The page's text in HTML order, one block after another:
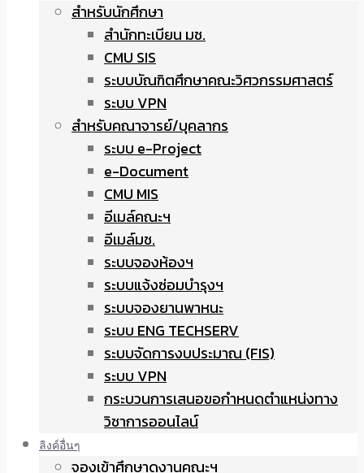
สำหรับนักศึกษา
สำนักทะเบียน มช.
CMU SIS
ระบบบัณฑิตศึกษาคณะวิศวกรรมศาสตร์
ระบบ VPN
สำหรับคณาจารย์/บุคลากร
ระบบ e-Project
e-Document
CMU MIS
อีเมล์คณะฯ
อีเมล์มช.
ระบบจองห้องฯ
ระบบแจ้งซ่อมบำรุงฯ
ระบบจองยานพาหนะ
ระบบ ENG TECHSERV
ระบบจัดการงบประมาณ (FIS)
ระบบ VPN
กระบวนการเสนอขอกำหนดตำแหน่งทาง
วิชาการออนไลน์
ลิงค์อื่นๆ
จองเข้าศึกษาดูงานคณะฯ